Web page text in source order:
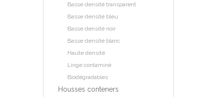
Basse densité transparent
Basse densité bleu
Basse densité noir
Basse densité blanc
Haute densité
Linge contaminé
Biodégradables
Housses conteners